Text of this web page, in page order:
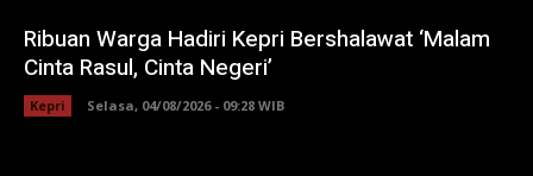
Ribuan Warga Hadiri Kepri Bershalawat ‘Malam
Cinta Rasul, Cinta Negeri’
Kepri Selasa, 04/08/2026 - 09:28 WIB